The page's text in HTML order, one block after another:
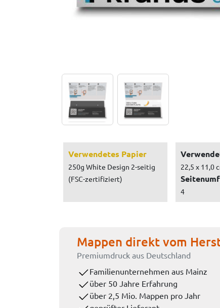
Verwendetes Papier
250g White Design 2-seitig
(FSC-zertifiziert)
22,5 x 11,0
4
Mappen direkt vom
Premiumdruck aus Deutschland
Familienunternehmen aus Mainz
über 50 Jahre Erfahrung
über 2,5 Mio. Mappen pro Jahr